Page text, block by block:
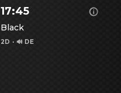
17:45
Black
2D · 🔊 DE